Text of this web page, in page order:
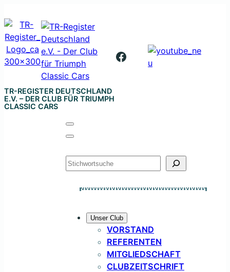
Inhalt
springen
TR-REGISTER DEUTSCHLAND
E.V. – DER CLUB FÜR TRIUMPH
CLASSIC CARS
Facebook
Suchen
Unser Club
VORSTAND
REFERENTEN
MITGLIEDSCHAFT
CLUBZEITSCHRIFT